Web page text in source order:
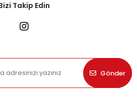
Takip Edin
Gönder